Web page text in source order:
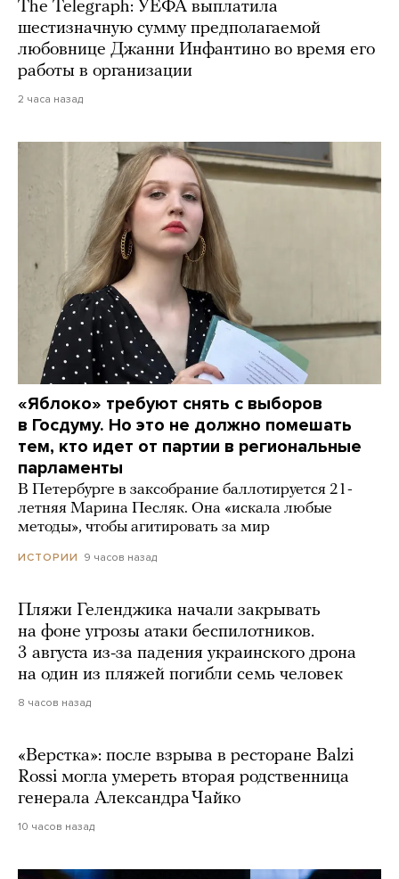
The Telegraph: УЕФА выплатила
шестизначную сумму предполагаемой
любовнице Джанни Инфантино во время его
работы в организации
2 часа назад
«Яблоко» требуют снять с выборов
в Госдуму. Но это не должно помешать
тем, кто идет от партии в региональные
парламенты
В Петербурге в заксобрание баллотируется 21-
летняя Марина Песляк. Она «искала любые
методы», чтобы агитировать за мир
ИСТОРИИ 9 часов назад
Пляжи Геленджика начали закрывать
на фоне угрозы атаки беспилотников.
3 августа из-за падения украинского дрона
на один из пляжей погибли семь человек
8 часов назад
«Верстка»: после взрыва в ресторане Balzi
Rossi могла умереть вторая родственница
генерала Александра Чайко
10 часов назад